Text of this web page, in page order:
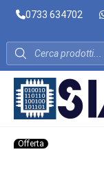
contenuto
0733 634702
Products
search
Offerta